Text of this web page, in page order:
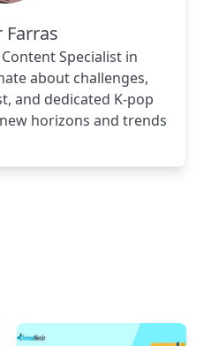
Farras
Specialist in
about challenges,
and dedicated K-pop
horizons and trends